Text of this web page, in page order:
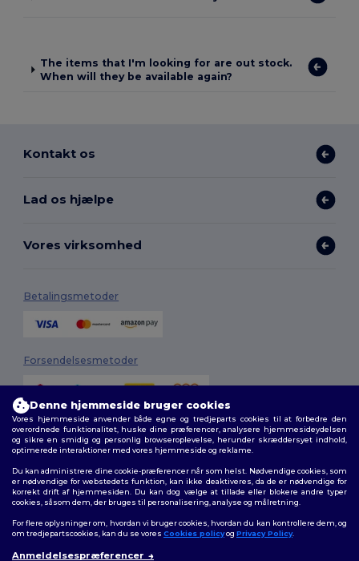
The items that I'm looking for are out stock.
When will they be available again?
Kontakt os
Lad os hjælpe
Vores virksomhed
Betalingsmetoder
Forsendelsesmetoder
2026. Alle rettigheder forbeholdes
Vilkår og Betingelser|Tilpasset politik
Følg os
Denne hjemmeside bruger cookies
Vores hjemmeside anvender både egne og tredjeparts cookies til at forbedre den
overordnede funktionalitet, huske dine præferencer, analysere hjemmesideydelsen
og sikre en smidig og personlig browseroplevelse, herunder skræddersyet indhold,
optimerede interaktioner med vores hjemmeside og reklame.
Du kan administrere dine cookie-præferencer når som helst. Nødvendige cookies, som
er nødvendige for webstedets funktion, kan ikke deaktiveres, da de er nødvendige for
korrekt drift af hjemmesiden. Du kan dog vælge at tillade eller blokere andre typer
cookies, såsom dem, der bruges til personalisering, analyse og målretning.
For flere oplysninger om, hvordan vi bruger cookies, hvordan du kan kontrollere dem, og
om tredjepartscookies, kan du se vores Cookies policyog Privacy Policy.
Anmeldelsespræferencer